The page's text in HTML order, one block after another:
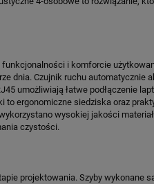
249,00 zł
DO KOSZYKA
i komforcie
dnia. Czujnik ruchu automatycznie
umożliwiają łatwe podłączenie
to ergonomiczne siedziska oraz
wysokiej jakości
czystości.
projektowania. Szyby wykonane